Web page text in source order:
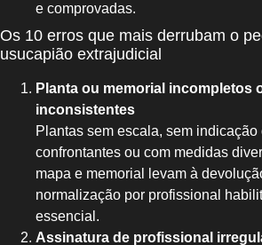
e comprovadas.
Os 10 erros que mais derrubam o
usucapião extrajudicial
Planta ou memorial incompletos
inconsistentes
Plantas sem escala, sem indicação
confrontantes ou com medidas
mapa e memorial levam à
normalização por profissional
essencial.
Assinatura de profissional